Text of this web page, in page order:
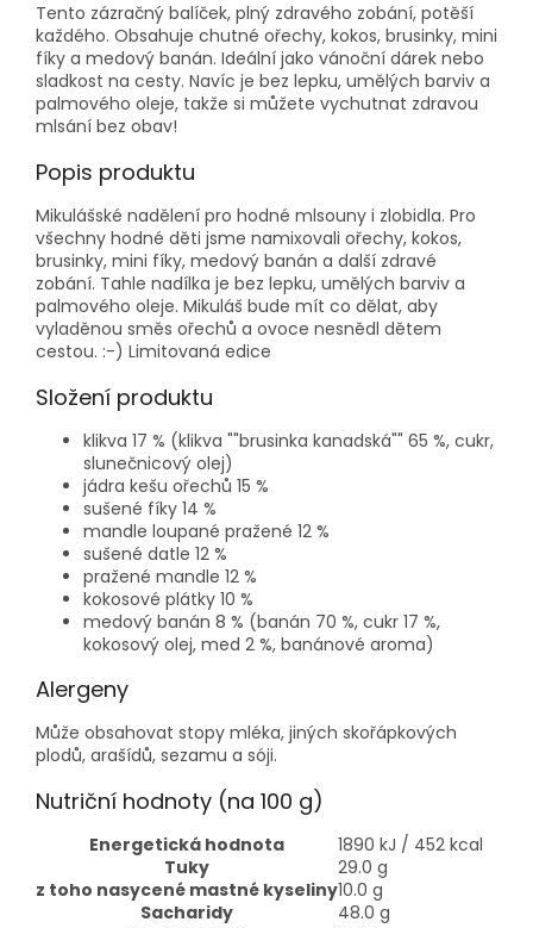
Tento zázračný balíček, plný zdravého zobání, potěší
každého. Obsahuje chutné ořechy, kokos, brusinky, mini
fíky a medový banán. Ideální jako vánoční dárek nebo
sladkost na cesty. Navíc je bez lepku, umělých barviv a
palmového oleje, takže si můžete vychutnat zdravou
mlsání bez obav!
Popis produktu
Mikulášské nadělení pro hodné mlsouny i zlobidla. Pro
všechny hodné děti jsme namixovali ořechy, kokos,
brusinky, mini fíky, medový banán a další zdravé
zobání. Tahle nadílka je bez lepku, umělých barviv a
palmového oleje. Mikuláš bude mít co dělat, aby
vyladěnou směs ořechů a ovoce nesnědl dětem
cestou. :-) Limitovaná edice
Složení produktu
klikva 17 % (klikva ""brusinka kanadská"" 65 %, cukr,
slunečnicový olej)
jádra kešu ořechů 15 %
sušené fíky 14 %
mandle loupané pražené 12 %
sušené datle 12 %
pražené mandle 12 %
kokosové plátky 10 %
medový banán 8 % (banán 70 %, cukr 17 %,
kokosový olej, med 2 %, banánové aroma)
Alergeny
Může obsahovat stopy mléka, jiných skořápkových
plodů, arašídů, sezamu a sóji.
Nutriční hodnoty (na 100 g)
Energetická hodnota
1890 kJ / 452 kcal
Tuky
29.0 g
z toho nasycené mastné kyseliny10.0 g
Sacharidy
48.0 g